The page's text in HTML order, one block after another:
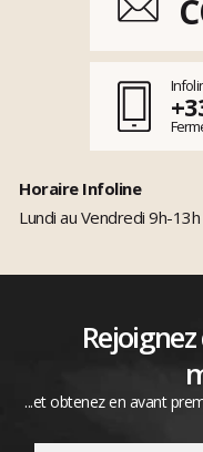
Horaire Infoline
Lundi au Vendredi 9h-
...et obtenez en avant